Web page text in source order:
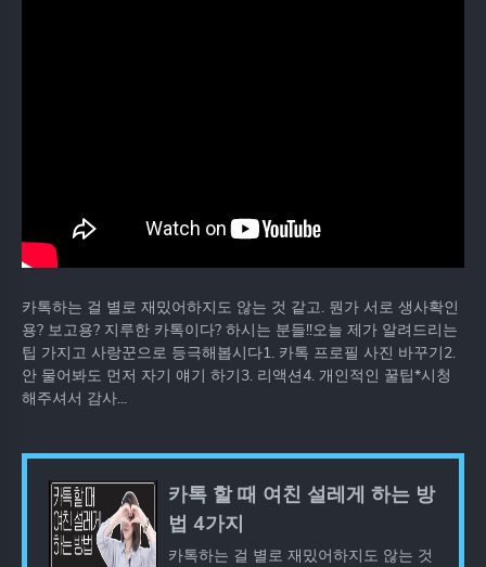
카톡하는 걸 별로 재밌어하지도 않는 것 같고. 뭔가 서로 생사확인
용? 보고용? 지루한 카톡이다? 하시는 분들!!오늘 제가 알려드리는
팁 가지고 사랑꾼으로 등극해봅시다1. 카톡 프로필 사진 바꾸기2.
안 물어봐도 먼저 자기 얘기 하기3. 리액션4. 개인적인 꿀팁*시청
해주셔서 감사...
카톡 할 때 여친 설레게 하는 방
법 4가지
카톡하는 걸 별로 재밌어하지도 않는 것